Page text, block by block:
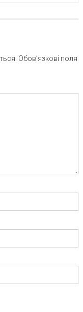
Обов’язкові поля